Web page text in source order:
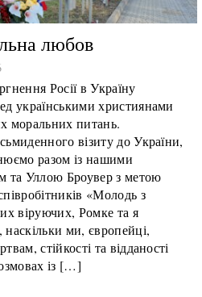
любов
Росії в Україну
українськими християнами
моральних питань.
візиту до України,
разом із нашими
та Уллою Броувер з метою
«Молодь з
віруючих, Ромке та я
ми, європейці,
стійкості та відданості
із […]